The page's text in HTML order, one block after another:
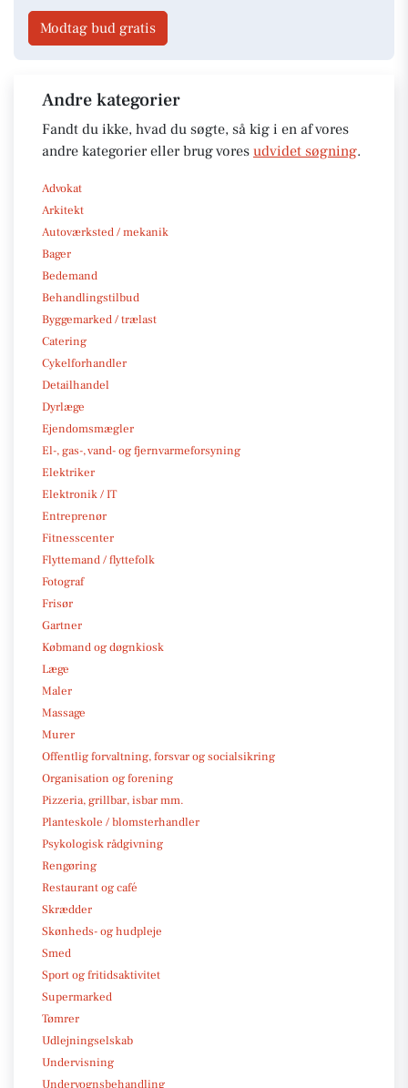
Modtag bud gratis
Andre kategorier
Fandt du ikke, hvad du søgte, så kig i en af vores
andre kategorier eller brug vores udvidet søgning.
Advokat
Arkitekt
Autoværksted / mekanik
Bager
Bedemand
Behandlingstilbud
Byggemarked / trælast
Catering
Cykelforhandler
Detailhandel
Dyrlæge
Ejendomsmægler
El-, gas-, vand- og fjernvarmeforsyning
Elektriker
Elektronik / IT
Entreprenør
Fitnesscenter
Flyttemand / flyttefolk
Fotograf
Frisør
Gartner
Købmand og døgnkiosk
Læge
Maler
Massage
Murer
Offentlig forvaltning, forsvar og socialsikring
Organisation og forening
Pizzeria, grillbar, isbar mm.
Planteskole / blomsterhandler
Psykologisk rådgivning
Rengøring
Restaurant og café
Skrædder
Skønheds- og hudpleje
Smed
Sport og fritidsaktivitet
Supermarked
Tømrer
Udlejningselskab
Undervisning
Undervognsbehandling